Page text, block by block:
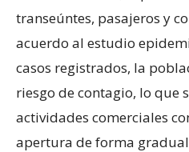
transeúntes, pasajeros y
acuerdo al estudio
casos registrados, la
riesgo de contagio, lo que
actividades comerciales
apertura de forma